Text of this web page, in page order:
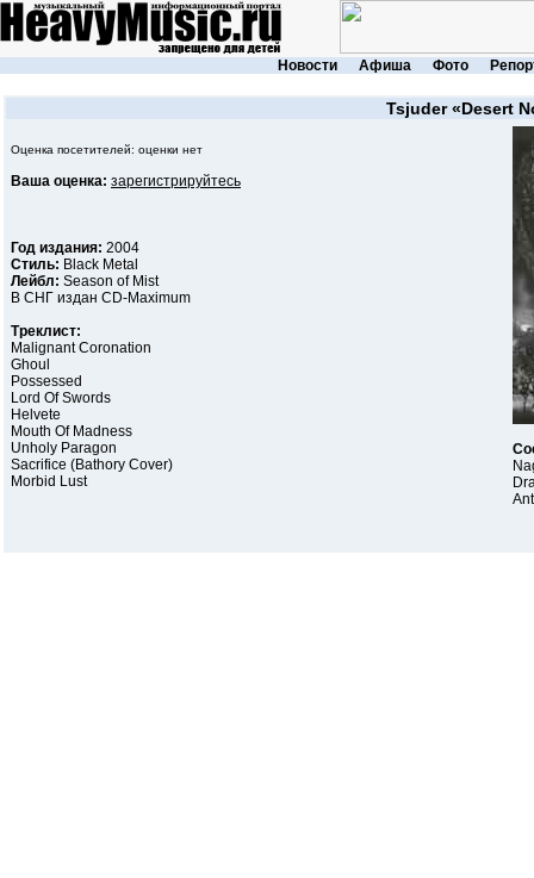
Новости Афиша Фото
Tsjuder «Desert
Оценка посетителей: оценки нет
Ваша оценка: зарегистрируйтесь
Год издания: 2004
Стиль: Black Metal
Лейбл: Season of Mist
В СНГ издан CD-Maximum
Треклист:
Malignant Coronation
Ghoul
Possessed
Lord Of Swords
Helvete
Mouth Of Madness
Unholy Paragon
Sacrifice (Bathory Cover)
Morbid Lust